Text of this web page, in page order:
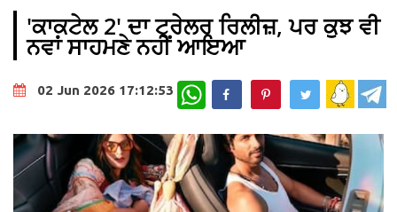
'ਕਾਕਟੇਲ 2' ਦਾ ਟ੍ਰੇਲਰ ਰਿਲੀਜ਼, ਪਰ ਕੁਝ ਵੀ
ਨਵਾਂ ਸਾਹਮਣੇ ਨਹੀਂ ਆਇਆ
02 Jun 2026 17:12:53 WhatsApp